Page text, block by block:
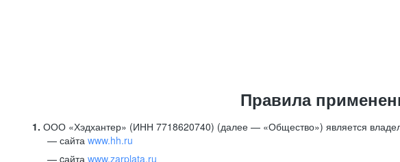
Правила
1. ООО «Хэдхантер» (ИНН 7718620740) (далее — «Общество») является
сайта www.hh.ru
cайта www.zarplata.ru